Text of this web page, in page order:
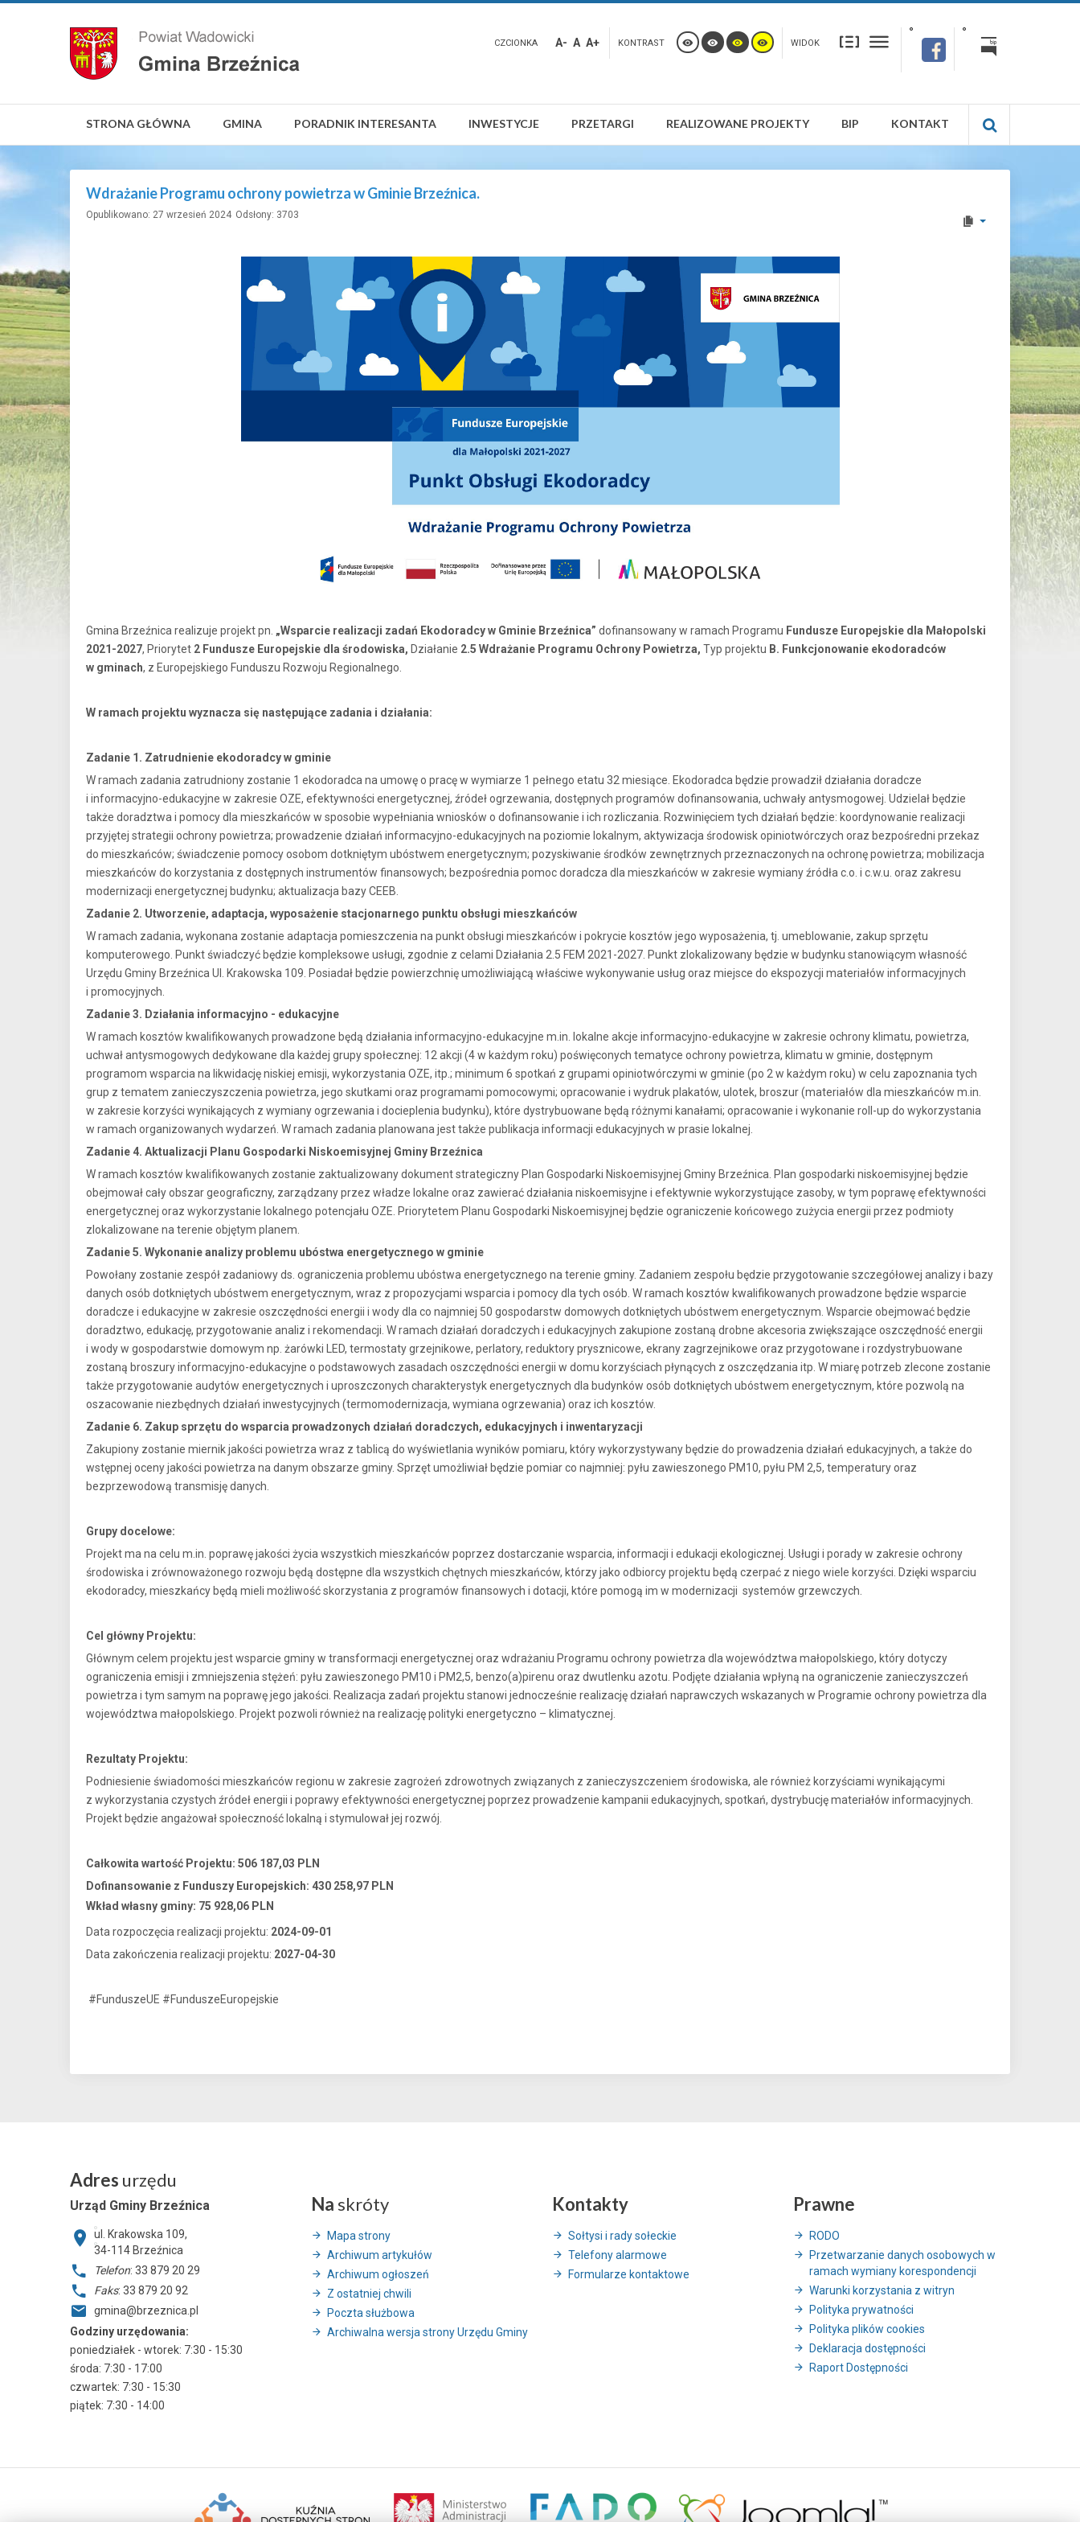
CZCIONKA A- A A+ KONTRAST WIDOK
STRONA GŁÓWNA GMINA PORADNIK INTERESANTA INWESTYCJE PRZETARGI REALIZOWANE PROJEKTY BIP KONTAKT
Wdrażanie Programu ochrony powietrza w Gminie Brzeźnica.
Opublikowano: 27 wrzesień 2024 Odsłony: 3703
Gmina Brzeźnica realizuje projekt pn. „Wsparcie realizacji zadań Ekodoradcy w Gminie Brzeźnica” dofinansowany w ramach Programu Fundusze Europejskie dla Małopolski
2021-2027, Priorytet 2 Fundusze Europejskie dla środowiska, Działanie 2.5 Wdrażanie Programu Ochrony Powietrza, Typ projektu B. Funkcjonowanie ekodoradców
w gminach, z Europejskiego Funduszu Rozwoju Regionalnego.
W ramach projektu wyznacza się następujące zadania i działania:
Zadanie 1. Zatrudnienie ekodoradcy w gminie
W ramach zadania zatrudniony zostanie 1 ekodoradca na umowę o pracę w wymiarze 1 pełnego etatu 32 miesiące. Ekodoradca będzie prowadził działania doradcze
i informacyjno-edukacyjne w zakresie OZE, efektywności energetycznej, źródeł ogrzewania, dostępnych programów dofinansowania, uchwały antysmogowej. Udzielał będzie
także doradztwa i pomocy dla mieszkańców w sposobie wypełniania wniosków o dofinansowanie i ich rozliczania. Rozwinięciem tych działań będzie: koordynowanie realizacji
przyjętej strategii ochrony powietrza; prowadzenie działań informacyjno-edukacyjnych na poziomie lokalnym, aktywizacja środowisk opiniotwórczych oraz bezpośredni przekaz
do mieszkańców; świadczenie pomocy osobom dotkniętym ubóstwem energetycznym; pozyskiwanie środków zewnętrznych przeznaczonych na ochronę powietrza; mobilizacja
mieszkańców do korzystania z dostępnych instrumentów finansowych; bezpośrednia pomoc doradcza dla mieszkańców w zakresie wymiany źródła c.o. i c.w.u. oraz zakresu
modernizacji energetycznej budynku; aktualizacja bazy CEEB.
Zadanie 2. Utworzenie, adaptacja, wyposażenie stacjonarnego punktu obsługi mieszkańców
W ramach zadania, wykonana zostanie adaptacja pomieszczenia na punkt obsługi mieszkańców i pokrycie kosztów jego wyposażenia, tj. umeblowanie, zakup sprzętu
komputerowego. Punkt świadczyć będzie kompleksowe usługi, zgodnie z celami Działania 2.5 FEM 2021-2027. Punkt zlokalizowany będzie w budynku stanowiącym własność
Urzędu Gminy Brzeźnica Ul. Krakowska 109. Posiadał będzie powierzchnię umożliwiającą właściwe wykonywanie usług oraz miejsce do ekspozycji materiałów informacyjnych
i promocyjnych.
Zadanie 3. Działania informacyjno - edukacyjne
W ramach kosztów kwalifikowanych prowadzone będą działania informacyjno-edukacyjne m.in. lokalne akcje informacyjno-edukacyjne w zakresie ochrony klimatu, powietrza,
uchwał antysmogowych dedykowane dla każdej grupy społecznej: 12 akcji (4 w każdym roku) poświęconych tematyce ochrony powietrza, klimatu w gminie, dostępnym
programom wsparcia na likwidację niskiej emisji, wykorzystania OZE, itp.; minimum 6 spotkań z grupami opiniotwórczymi w gminie (po 2 w każdym roku) w celu zapoznania tych
grup z tematem zanieczyszczenia powietrza, jego skutkami oraz programami pomocowymi; opracowanie i wydruk plakatów, ulotek, broszur (materiałów dla mieszkańców m.in.
w zakresie korzyści wynikających z wymiany ogrzewania i docieplenia budynku), które dystrybuowane będą różnymi kanałami; opracowanie i wykonanie roll-up do wykorzystania
w ramach organizowanych wydarzeń. W ramach zadania planowana jest także publikacja informacji edukacyjnych w prasie lokalnej.
Zadanie 4. Aktualizacji Planu Gospodarki Niskoemisyjnej Gminy Brzeźnica
W ramach kosztów kwalifikowanych zostanie zaktualizowany dokument strategiczny Plan Gospodarki Niskoemisyjnej Gminy Brzeźnica. Plan gospodarki niskoemisyjnej będzie
obejmował cały obszar geograficzny, zarządzany przez władze lokalne oraz zawierać działania niskoemisyjne i efektywnie wykorzystujące zasoby, w tym poprawę efektywności
energetycznej oraz wykorzystanie lokalnego potencjału OZE. Priorytetem Planu Gospodarki Niskoemisyjnej będzie ograniczenie końcowego zużycia energii przez podmioty
zlokalizowane na terenie objętym planem.
Zadanie 5. Wykonanie analizy problemu ubóstwa energetycznego w gminie
Powołany zostanie zespół zadaniowy ds. ograniczenia problemu ubóstwa energetycznego na terenie gminy. Zadaniem zespołu będzie przygotowanie szczegółowej analizy i bazy
danych osób dotkniętych ubóstwem energetycznym, wraz z propozycjami wsparcia i pomocy dla tych osób. W ramach kosztów kwalifikowanych prowadzone będzie wsparcie
doradcze i edukacyjne w zakresie oszczędności energii i wody dla co najmniej 50 gospodarstw domowych dotkniętych ubóstwem energetycznym. Wsparcie obejmować będzie
doradztwo, edukację, przygotowanie analiz i rekomendacji. W ramach działań doradczych i edukacyjnych zakupione zostaną drobne akcesoria zwiększające oszczędność energii
i wody w gospodarstwie domowym np. żarówki LED, termostaty grzejnikowe, perlatory, reduktory prysznicowe, ekrany zagrzejnikowe oraz przygotowane i rozdystrybuowane
zostaną broszury informacyjno-edukacyjne o podstawowych zasadach oszczędności energii w domu korzyściach płynących z oszczędzania itp. W miarę potrzeb zlecone zostanie
także przygotowanie audytów energetycznych i uproszczonych charakterystyk energetycznych dla budynków osób dotkniętych ubóstwem energetycznym, które pozwolą na
oszacowanie niezbędnych działań inwestycyjnych (termomodernizacja, wymiana ogrzewania) oraz ich kosztów.
Zadanie 6. Zakup sprzętu do wsparcia prowadzonych działań doradczych, edukacyjnych i inwentaryzacji
Zakupiony zostanie miernik jakości powietrza wraz z tablicą do wyświetlania wyników pomiaru, który wykorzystywany będzie do prowadzenia działań edukacyjnych, a także do
wstępnej oceny jakości powietrza na danym obszarze gminy. Sprzęt umożliwiał będzie pomiar co najmniej: pyłu zawieszonego PM10, pyłu PM 2,5, temperatury oraz
bezprzewodową transmisję danych.
Grupy docelowe:
Projekt ma na celu m.in. poprawę jakości życia wszystkich mieszkańców poprzez dostarczanie wsparcia, informacji i edukacji ekologicznej. Usługi i porady w zakresie ochrony
środowiska i zrównoważonego rozwoju będą dostępne dla wszystkich chętnych mieszkańców, którzy jako odbiorcy projektu będą czerpać z niego wiele korzyści. Dzięki wsparciu
ekodoradcy, mieszkańcy będą mieli możliwość skorzystania z programów finansowych i dotacji, które pomogą im w modernizacji systemów grzewczych.
Cel główny Projektu:
Głównym celem projektu jest wsparcie gminy w transformacji energetycznej oraz wdrażaniu Programu ochrony powietrza dla województwa małopolskiego, który dotyczy
ograniczenia emisji i zmniejszenia stężeń: pyłu zawieszonego PM10 i PM2,5, benzo(a)pirenu oraz dwutlenku azotu. Podjęte działania wpłyną na ograniczenie zanieczyszczeń
powietrza i tym samym na poprawę jego jakości. Realizacja zadań projektu stanowi jednocześnie realizację działań naprawczych wskazanych w Programie ochrony powietrza dla
województwa małopolskiego. Projekt pozwoli również na realizację polityki energetyczno – klimatycznej.
Rezultaty Projektu:
Podniesienie świadomości mieszkańców regionu w zakresie zagrożeń zdrowotnych związanych z zanieczyszczeniem środowiska, ale również korzyściami wynikającymi
z wykorzystania czystych źródeł energii i poprawy efektywności energetycznej poprzez prowadzenie kampanii edukacyjnych, spotkań, dystrybucję materiałów informacyjnych.
Projekt będzie angażował społeczność lokalną i stymulował jej rozwój.
Całkowita wartość Projektu: 506 187,03 PLN
Dofinansowanie z Funduszy Europejskich: 430 258,97 PLN
Wkład własny gminy: 75 928,06 PLN
Data rozpoczęcia realizacji projektu: 2024-09-01
Data zakończenia realizacji projektu: 2027-04-30
#FunduszeUE #FunduszeEuropejskie
Adres urzędu
Urząd Gminy Brzeźnica
ul. Krakowska 109,
34-114 Brzeźnica
Telefon: 33 879 20 29
Faks: 33 879 20 92
gmina@brzeznica.pl
Godziny urzędowania:
poniedziałek - wtorek: 7:30 - 15:30
środa: 7:30 - 17:00
czwartek: 7:30 - 15:30
piątek: 7:30 - 14:00
Na skróty
Mapa strony
Archiwum artykułów
Archiwum ogłoszeń
Z ostatniej chwili
Poczta służbowa
Archiwalna wersja strony Urzędu Gminy
Kontakty
Sołtysi i rady sołeckie
Telefony alarmowe
Formularze kontaktowe
Prawne
RODO
Przetwarzanie danych osobowych w
ramach wymiany korespondencji
Warunki korzystania z witryn
Polityka prywatności
Polityka plików cookies
Deklaracja dostępności
Raport Dostępności